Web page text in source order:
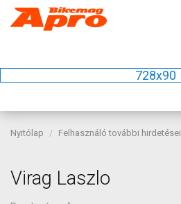
728x90
Nyitólap Felhasználó további hirdetései
Virag Laszlo